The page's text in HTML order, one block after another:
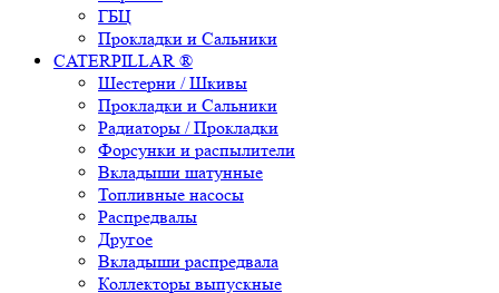
ГБЦ
Прокладки и Сальники
CATERPILLAR ®
Шестерни / Шкивы
Прокладки и Сальники
Радиаторы / Прокладки
Форсунки и распылители
Вкладыши шатунные
Топливные насосы
Распредвалы
Другое
Вкладыши распредвала
Коллекторы выпускные